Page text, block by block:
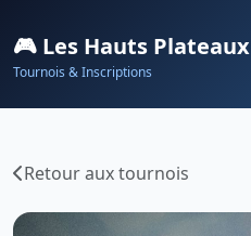
🎮 Les Hauts Plateaux
Tournois & Inscriptions
Retour aux tournois